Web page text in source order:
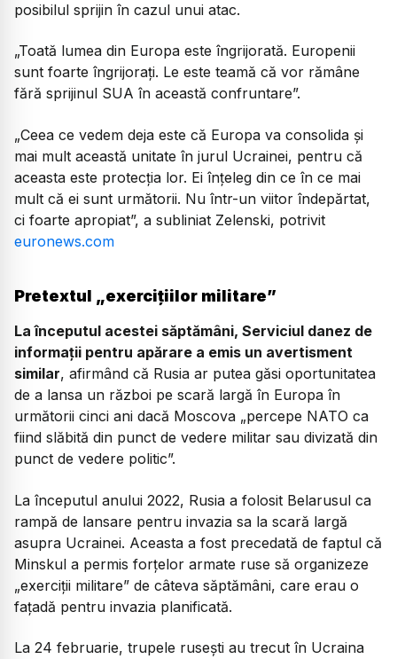
posibilul sprijin în cazul unui atac.
„Toată lumea din Europa este îngrijorată. Europenii
sunt foarte îngrijorați. Le este teamă că vor rămâne
fără sprijinul SUA în această confruntare”.
„Ceea ce vedem deja este că Europa va consolida și
mai mult această unitate în jurul Ucrainei, pentru că
aceasta este protecția lor. Ei înțeleg din ce în ce mai
mult că ei sunt următorii. Nu într-un viitor îndepărtat,
ci foarte apropiat”, a subliniat Zelenski, potrivit
euronews.com
Pretextul „exercițiilor militare”
La începutul acestei săptămâni, Serviciul danez de
informații pentru apărare a emis un avertisment
similar, afirmând că Rusia ar putea găsi oportunitatea
de a lansa un război pe scară largă în Europa în
următorii cinci ani dacă Moscova „percepe NATO ca
fiind slăbită din punct de vedere militar sau divizată din
punct de vedere politic”.
La începutul anului 2022, Rusia a folosit Belarusul ca
rampă de lansare pentru invazia sa la scară largă
asupra Ucrainei. Aceasta a fost precedată de faptul că
Minskul a permis forțelor armate ruse să organizeze
„exerciții militare” de câteva săptămâni, care erau o
fațadă pentru invazia planificată.
La 24 februarie, trupele rusești au trecut în Ucraina